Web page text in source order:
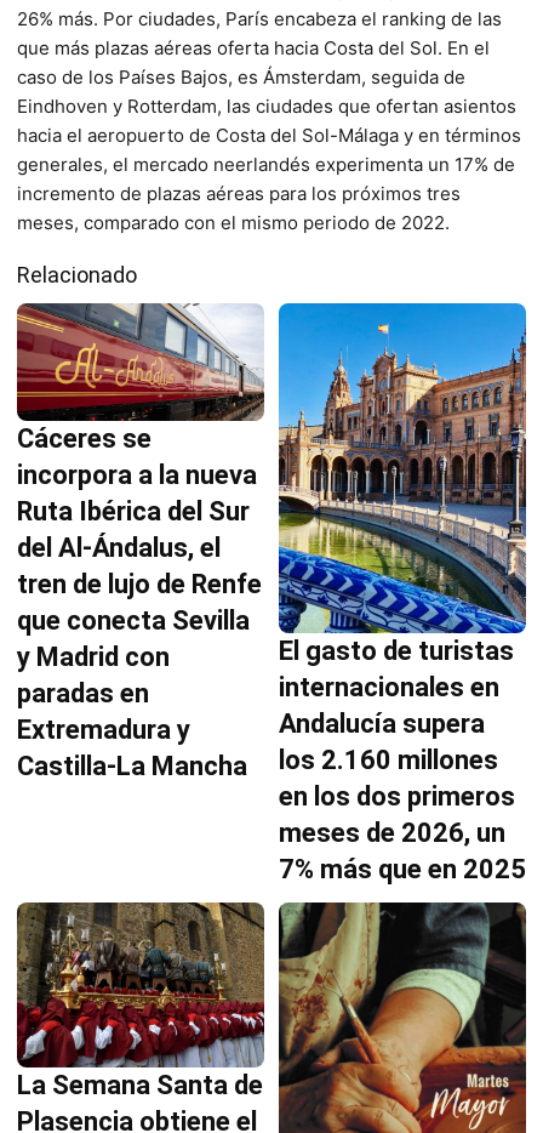
26% más. Por ciudades, París encabeza el ranking de las
que más plazas aéreas oferta hacia Costa del Sol. En el
caso de los Países Bajos, es Ámsterdam, seguida de
Eindhoven y Rotterdam, las ciudades que ofertan asientos
hacia el aeropuerto de Costa del Sol-Málaga y en términos
generales, el mercado neerlandés experimenta un 17% de
incremento de plazas aéreas para los próximos tres
meses, comparado con el mismo periodo de 2022.
Relacionado
Cáceres se
incorpora a la nueva
Ruta Ibérica del Sur
del Al-Ándalus, el
tren de lujo de Renfe
que conecta Sevilla
y Madrid con
paradas en
Extremadura y
Castilla-La Mancha
El gasto de turistas
internacionales en
Andalucía supera
los 2.160 millones
en los dos primeros
meses de 2026, un
7% más que en 2025
La Semana Santa de
Plasencia obtiene el